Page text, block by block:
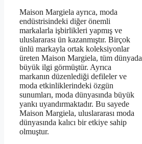
Maison Margiela ayrıca, moda
endüstrisindeki diğer önemli
markalarla işbirlikleri yapmış ve
uluslararası ün kazanmıştır. Birçok
ünlü markayla ortak koleksiyonlar
üreten Maison Margiela, tüm dünyada
büyük ilgi görmüştür. Ayrıca
markanın düzenlediği defileler ve
moda etkinliklerindeki özgün
sunumları, moda dünyasında büyük
yankı uyandırmaktadır. Bu sayede
Maison Margiela, uluslararası moda
dünyasında kalıcı bir etkiye sahip
olmuştur.